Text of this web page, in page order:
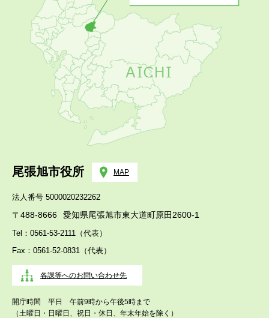
尾張旭市役所 MAP
法人番号 5000020232262
〒488-8666 愛知県尾張旭市東大道町原田2600-1
Tel：0561-53-2111（代表）
Fax：0561-52-0831（代表）
各課等へのお問い合わせ先
開庁時間 平日 午前9時から午後5時まで
（土曜日・日曜日、祝日・休日、年末年始を除く）